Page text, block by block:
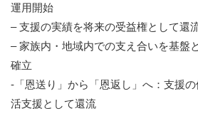
運用開始
– 支援の実績を将来の受益権として還
– 家族内・地域内での支え合いを基盤
確立
-「恩送り」から「恩返し」へ：支援
活支援として還流